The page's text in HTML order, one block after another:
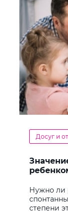
Досуг и
Нужно ли
степени